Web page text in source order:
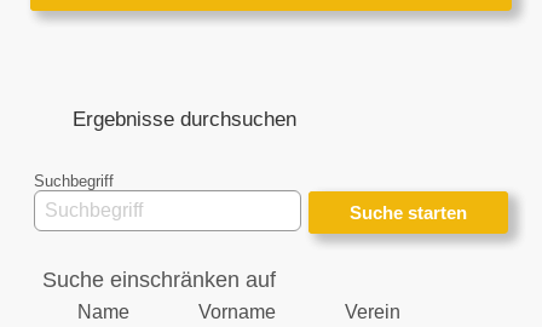
Ergebnisse durchsuchen
Suchbegriff
Suche einschränken auf
Name Vorname Verein